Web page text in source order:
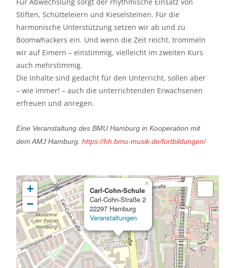
Stiften, Schütteleiern und Kieselsteinen. Für die
harmonische Unterstützung setzen wir ab und zu
Boomwhackers ein. Und wenn die Zeit reicht, trommeln
wir auf Eimern – einstimmig, vielleicht im zweiten Kurs
auch mehrstimmig.
Die Inhalte sind gedacht für den Unterricht, sollen aber
– wie immer! – auch die unterrichtenden Erwachsenen
erfreuen und anregen.
Eine Veranstaltung des BMU Hamburg in Kooperation mit
dem AMJ Hamburg. https://hh.bmu-musik.de/fortbildungen/
Carl-Cohn-Schule
Carl-Cohn-Straße 2
22297 Hamburg
Veranstaltungen
×
+
−